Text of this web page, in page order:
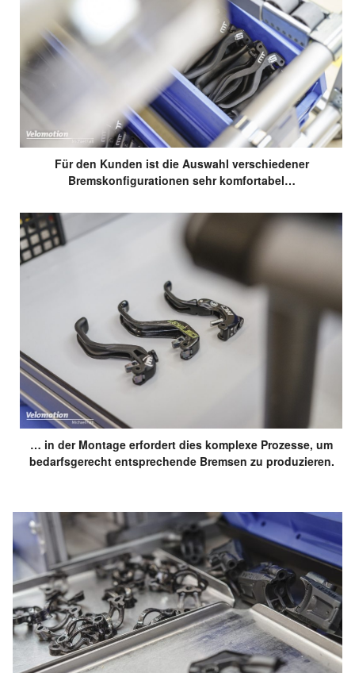
Für den Kunden ist die Auswahl verschiedener
Bremskonfigurationen sehr komfortabel…
… in der Montage erfordert dies komplexe Prozesse, um
bedarfsgerecht entsprechende Bremsen zu produzieren.